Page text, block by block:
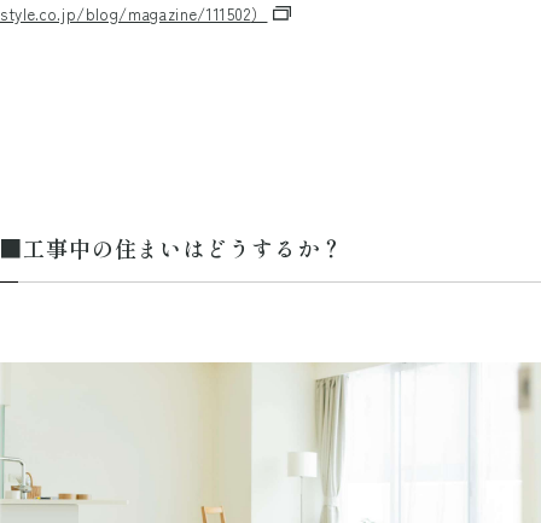
style.co.jp/blog/magazine/111502）
■工事中の住まいはどうするか？